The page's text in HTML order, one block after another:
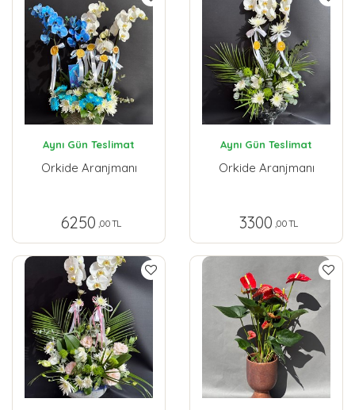
Aynı Gün Teslimat
Orkide Aranjmanı
6250 ,00 TL
Aynı Gün Teslimat
Orkide Aranjmanı
3300 ,00 TL